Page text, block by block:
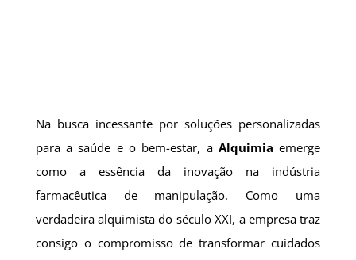
Na busca incessante por soluções personalizadas
para a saúde e o bem-estar, a Alquimia emerge
como a essência da inovação na indústria
farmacêutica de manipulação. Como uma
verdadeira alquimista do século XXI, a empresa traz
consigo o compromisso de transformar cuidados